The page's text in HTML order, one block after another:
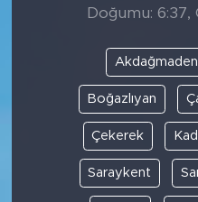
Doğumu: 6:37,
Boğazlıyan
Çekerek
Saraykent